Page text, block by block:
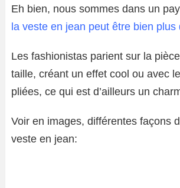
Eh bien, nous sommes dans un
la veste en jean peut être bien plus
Les fashionistas parient sur la
taille, créant un effet cool ou avec
pliées, ce qui est d’ailleurs un
Voir en images, différentes façons
veste en jean: